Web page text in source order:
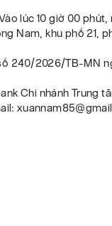
lúc 10 giờ 00
Nam, khu phố 21,
240/2026/TB-MN
Chi nhánh Trung